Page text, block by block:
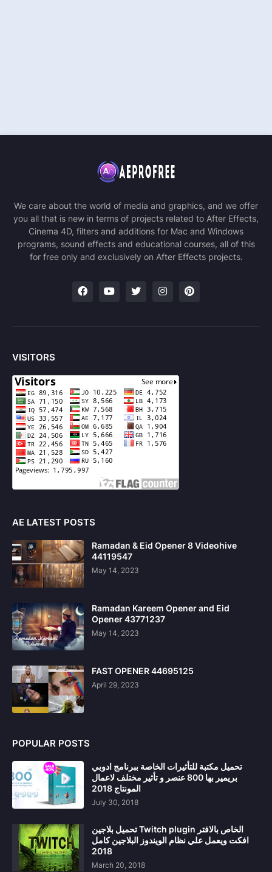
We care about the world of media and graphics, and we offer
you all that is new in terms of projects related to After Effects,
Cinema 4D, filters and additions for Mac and Windows
programs, sound effects and educational courses, all of this
for free only and exclusively on After Effects projects.
VISITORS
AE LATEST POSTS
Ramadan & Eid Opener 8 Videohive
44119547
May 14, 2023
Ramadan Kareem Opener and Eid
Opener 43771237
May 14, 2023
FAST OPENER 44695125
April 29, 2023
POPULAR POSTS
تحميل مكتبة للتأثيرات الخاصة ببرنامج ادوبي
بريمير بها 800 عنصر و تأثير مختلف لاعمال
المونتاج 2018
July 30, 2018
تحميل بلاجين Twitch plugin الخاص بالافتر
افكت ويعمل علي نظام الويندوز البلاجين كامل
2018
March 20, 2018